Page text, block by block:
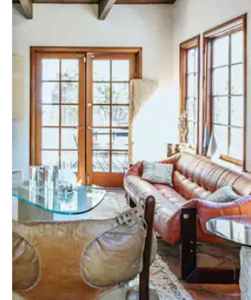
नेव्हिगेट करा किंवा स्पर्शाने स्वाइप जेश्चर्स वापरून